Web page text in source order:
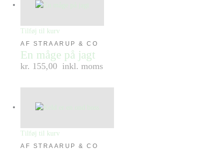
Tilføj til kurv
AF STRAARUP & CO
En måge på jagt
kr. 155,00 inkl. moms
Tilføj til kurv
AF STRAARUP & CO